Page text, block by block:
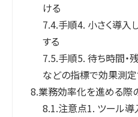
ける
7.4.手順4. 小さく導入
する
7.5.手順5. 待ち時間・
などの指標で効果測定
8.業務効率化を進める際
8.1.注意点1. ツール